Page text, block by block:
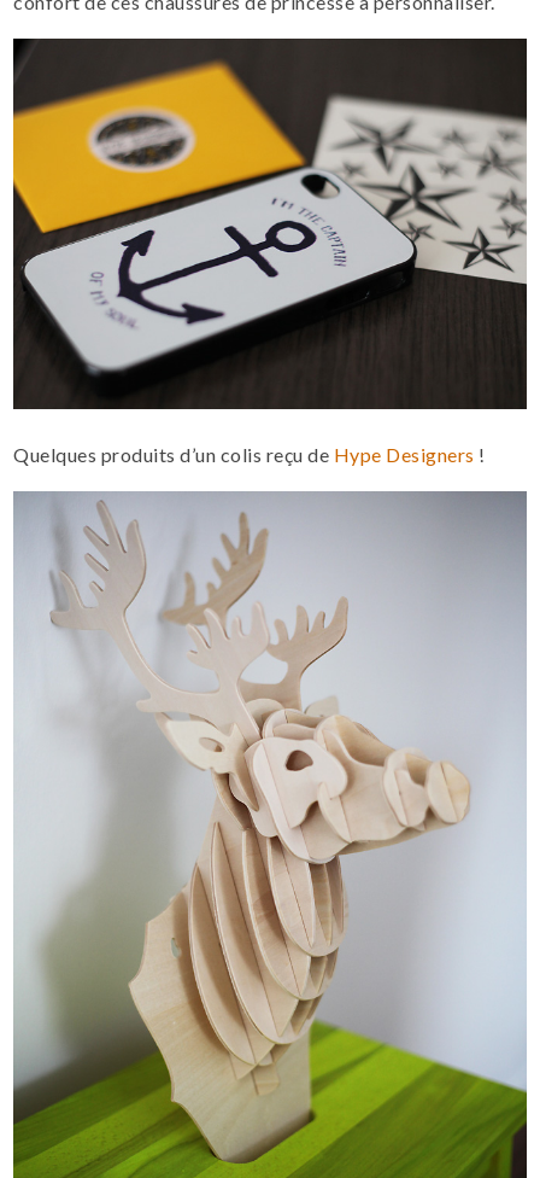
Quelques produits d’un colis reçu de Hype Designers !